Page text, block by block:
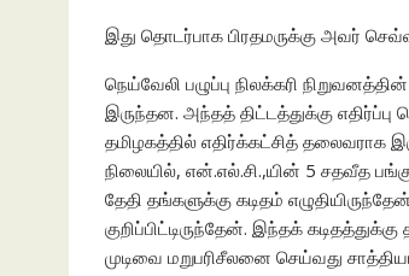
இது தொடர்பாக பிரதமருக்கு அவர்
நெய்வேலி பழுப்பு நிலக்கரி
இருந்தன. அந்தத் திட்டத்துக்கு
தமிழகத்தில் எதிர்க்கட்சித் தலைவராக
நிலையில், என்.எல்.சி.,யின் 5 சதவீத
தேதி தங்களுக்கு கடிதம்
குறிப்பிட்டிருந்தேன். இந்தக்
முடிவை மறுபரிசீலனை செய்வது